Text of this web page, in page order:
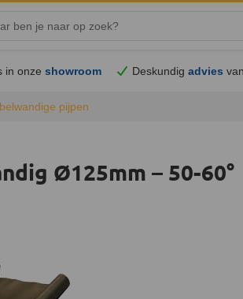
in onzeshowroom Deskundigadvies
pijpen
Ø125mm – 50-60°